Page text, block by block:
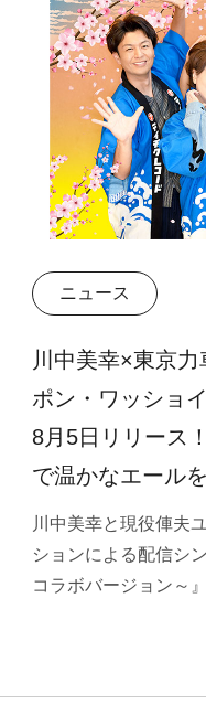
ニュース
川中美幸×東京
ポン・ワッショ
8月5日リリース
で温かなエールを
川中美幸と現役俥夫
ションによる配信シ
コラボバージョン～